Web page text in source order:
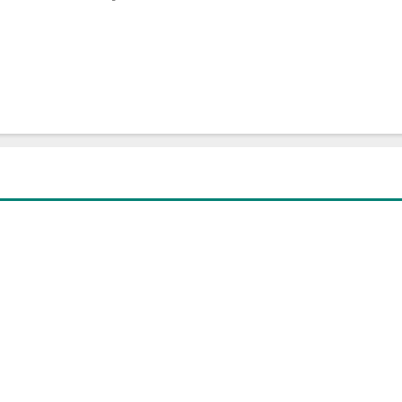
18000btu 1 chiều CS-MPS18SKH
căn phòng để có thể điều chỉnh công suất làm lạnh phù hợp
người. Từ đó, nếu như buổi sáng, khi mà các thành viên trong
suất làm lạnh tập trung cho phòng này, trong khi đến đêm, khi